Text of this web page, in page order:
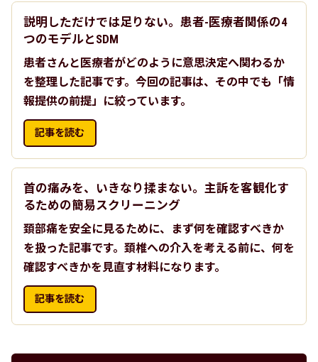
説明しただけでは足りない。患者-医療者関係の4
つのモデルとSDM
患者さんと医療者がどのように意思決定へ関わるか
を整理した記事です。今回の記事は、その中でも「情
報提供の前提」に絞っています。
記事を読む
首の痛みを、いきなり揉まない。主訴を客観化す
るための簡易スクリーニング
頚部痛を安全に見るために、まず何を確認すべきか
を扱った記事です。頚椎への介入を考える前に、何を
確認すべきかを見直す材料になります。
記事を読む